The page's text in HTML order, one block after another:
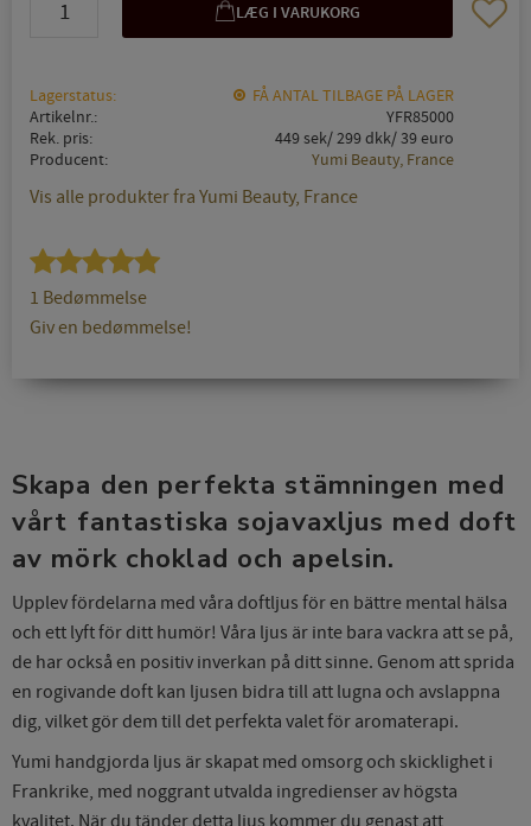
Gem
Lagerstatus
FÅ ANTAL TILBAGE PÅ LAGER
Artikelnr.
YFR85000
Rek. pris
449 sek/ 299 dkk/ 39 euro
Producent
Yumi Beauty, France
Vis alle produkter fra Yumi Beauty, France
1 Bedømmelse
Giv en bedømmelse!
Skapa den perfekta stämningen med
vårt fantastiska sojavaxljus med doft
av mörk choklad och apelsin.
Upplev fördelarna med våra doftljus för en bättre mental hälsa
och ett lyft för ditt humör! Våra ljus är inte bara vackra att se på,
de har också en positiv inverkan på ditt sinne. Genom att sprida
en rogivande doft kan ljusen bidra till att lugna och avslappna
dig, vilket gör dem till det perfekta valet för aromaterapi.
Yumi handgjorda ljus är skapat med omsorg och skicklighet i
Frankrike, med noggrant utvalda ingredienser av högsta